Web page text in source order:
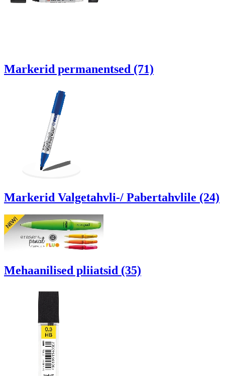
Markerid permanentsed (71)
Markerid Valgetahvli-/ Pabertahvlile (24)
Mehaanilised pliiatsid (35)